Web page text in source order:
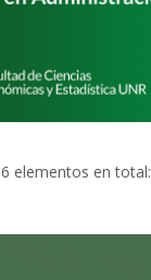
6 elementos en total: